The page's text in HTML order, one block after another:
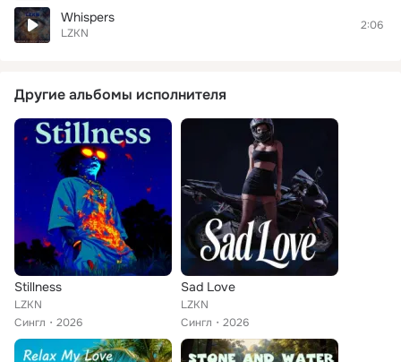
Whispers
LZKN
2:06
Другие альбомы исполнителя
Stillness
LZKN
Сингл
2026
Sad Love
LZKN
Сингл
2026